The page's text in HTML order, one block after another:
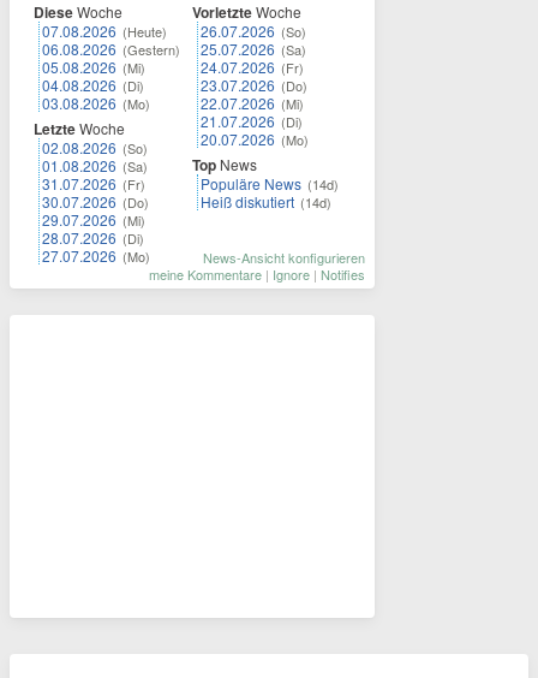
DieseWoche
07.08.2026 (Heute)
06.08.2026 (Gestern)
05.08.2026 (Mi)
04.08.2026 (Di)
03.08.2026 (Mo)
LetzteWoche
02.08.2026 (So)
01.08.2026 (Sa)
31.07.2026 (Fr)
30.07.2026 (Do)
29.07.2026 (Mi)
28.07.2026 (Di)
27.07.2026 (Mo)
VorletzteWoche
26.07.2026 (So)
25.07.2026 (Sa)
24.07.2026 (Fr)
23.07.2026 (Do)
22.07.2026 (Mi)
21.07.2026 (Di)
20.07.2026 (Mo)
Top News
Populäre News (14d)
Heiß diskutiert (14d)
News-Ansicht konfigurieren
meine Kommentare | Ignore | Notifies